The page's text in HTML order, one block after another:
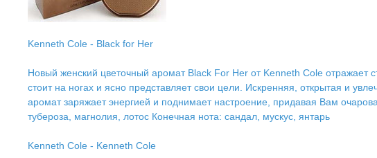
Kenneth Cole - Black for Her
Новый женский цветочный аромат Black For Her от Kenneth Cole
стоит на ногах и ясно представляет свои цели. Искренняя, открытая и
аромат заряжает энергией и поднимает настроение, придавая Вам
тубероза, магнолия, лотос Конечная нота: сандал, мускус, янтарь
Kenneth Cole - Kenneth Cole